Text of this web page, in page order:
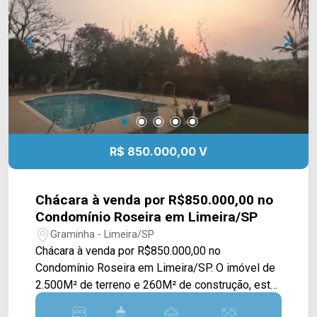
à Rod. Luiz Ometto, Rod. dos Bandeirantes e
Ponte do Funil. Esta região conta com fácil
acesso a cidade de Santa Bárbara e
Iracemápolis. Entre em contato com a equipe da
Arbix Imóveis e agende a sua visita!! WhatsApp
e Telefone: (19) 3475-4546 ARBIX IMÓVEIS -
Presente em cada mudança!
R$ 850.000,00 V
Chácara à venda por R$850.000,00 no
Condomínio Roseira em Limeira/SP
Graminha - Limeira/SP
Chácara à venda por R$850.000,00 no
Condomínio Roseira em Limeira/SP. O imóvel de
2.500M² de terreno e 260M² de construção, esta
disposto em uma sala de estar, sala de jantar